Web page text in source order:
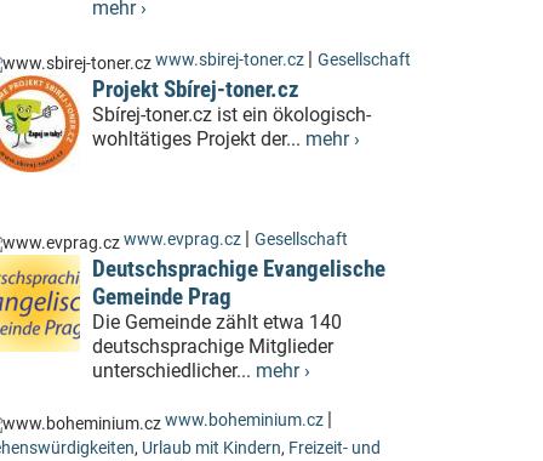
mehr ›
www.sbirej-toner.cz | Gesellschaft
Projekt Sbírej-toner.cz
Sbírej-toner.cz ist ein ökologisch-
wohltätiges Projekt der... mehr ›
www.evprag.cz | Gesellschaft
Deutschsprachige Evangelische
Gemeinde Prag
Die Gemeinde zählt etwa 140
deutschsprachige Mitglieder
unterschiedlicher... mehr ›
www.boheminium.cz |
, Urlaub mit Kindern, Freizeit- und